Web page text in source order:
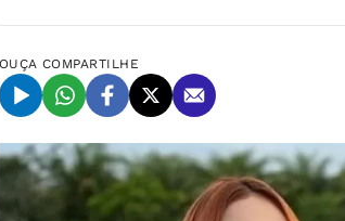
OUÇA COMPARTILHE